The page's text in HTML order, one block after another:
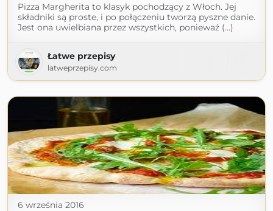
Pizza Margherita to klasyk pochodzący z Włoch. Jej
składniki są proste, i po połączeniu tworzą pyszne danie.
Jest ona uwielbiana przez wszystkich, ponieważ (...)
Łatwe przepisy
latweprzepisy.com
6 września 2016